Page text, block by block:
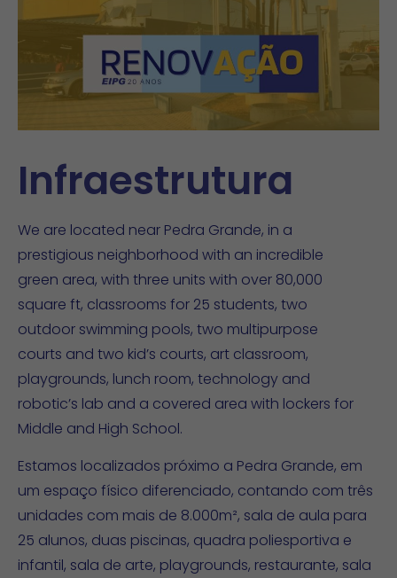
Infraestrutura
We are located near Pedra Grande, in a
prestigious neighborhood with an incredible
green area, with three units with over 80,000
square ft, classrooms for 25 students, two
outdoor swimming pools, two multipurpose
courts and two kid’s courts, art classroom,
playgrounds, lunch room, technology and
robotic’s lab and a covered area with lockers for
Middle and High School.
Estamos localizados próximo a Pedra Grande, em
um espaço físico diferenciado, contando com três
unidades com mais de 8.000m², sala de aula para
25 alunos, duas piscinas, quadra poliesportiva e
infantil, sala de arte, playgrounds, restaurante, sala